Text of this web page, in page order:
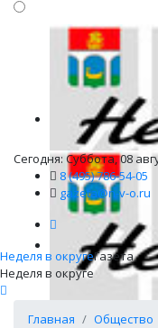
Сегодня: Суббота, 08
8 (495) 786-54-05
gazeta@n-v-o.ru
Неделя в округеГазета
Неделя в округе
Главная Общество